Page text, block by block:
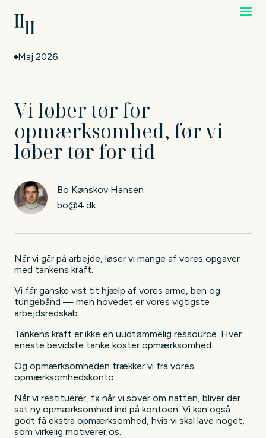
Maj 2026
Vi løber tør for
opmærksomhed, før vi
løber tør for tid
Bo Kønskov Hansen
bo@4.dk
Når vi går på arbejde, løser vi mange af vores opgaver
med tankens kraft.
Vi får ganske vist tit hjælp af vores arme, ben og
tungebånd — men hovedet er vores vigtigste
arbejdsredskab.
Tankens kraft er ikke en uudtømmelig ressource. Hver
eneste bevidste tanke koster opmærksomhed.
Og opmærksomheden trækker vi fra vores
opmærksomhedskonto.
Når vi restituerer, fx når vi sover om natten, bliver der
sat ny opmærksomhed ind på kontoen. Vi kan også
godt få ekstra opmærksomhed, hvis vi skal lave noget,
som virkelig motiverer os.